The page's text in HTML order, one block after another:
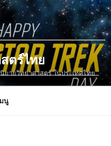
ตร์ไทย
ยายวิทยาศาสตร์ ในประเทศไทย
นู